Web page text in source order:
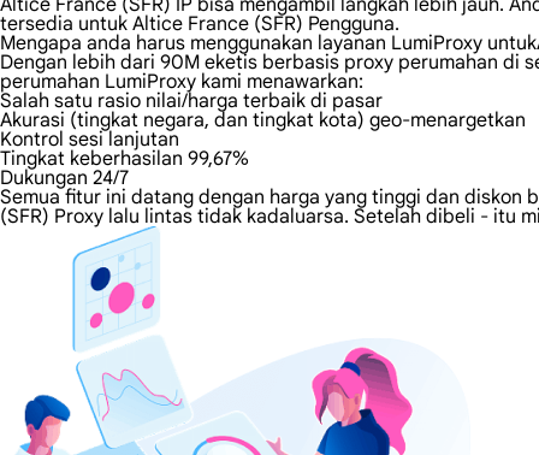
Altice France (SFR) IP bisa mengambil langkah lebih jauh.
tersedia untuk Altice France (SFR) Pengguna.
Mengapa anda harus menggunakan layanan LumiProxy
Dengan lebih dari 90M eketis berbasis proxy perumahan di
perumahan LumiProxy kami menawarkan:
Salah satu rasio nilai/harga terbaik di pasar
Akurasi (tingkat negara, dan tingkat kota) geo-menargetkan
Kontrol sesi lanjutan
Tingkat keberhasilan 99,67%
Dukungan 24/7
Semua fitur ini datang dengan harga yang tinggi dan diskon
(SFR) Proxy lalu lintas tidak kadaluarsa. Setelah dibeli - itu